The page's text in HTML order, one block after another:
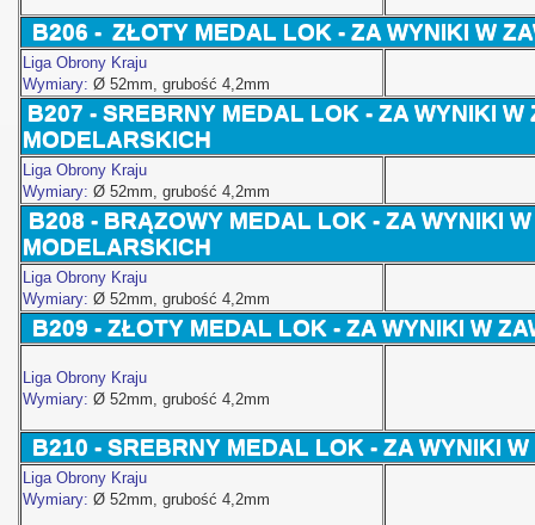
B206 - ZŁOTY MEDAL LOK - ZA WYNIKI W
Liga Obrony Kraju
Wymiary: Ø 52mm, grubość 4,2mm
B207 - SREBRNY MEDAL LOK - ZA WYNIKI W
MODELARSKICH
Liga Obrony Kraju
Wymiary: Ø 52mm, grubość 4,2mm
B208 - BRĄZOWY MEDAL LOK - ZA WYNIKI
MODELARSKICH
Liga Obrony Kraju
Wymiary: Ø 52mm, grubość 4,2mm
B209 - ZŁOTY MEDAL LOK - ZA WYNIKI W
Liga Obrony Kraju
Wymiary: Ø 52mm, grubość 4,2mm
B210 - SREBRNY MEDAL LOK - ZA WYNIKI
Liga Obrony Kraju
Wymiary: Ø 52mm, grubość 4,2mm
Polski